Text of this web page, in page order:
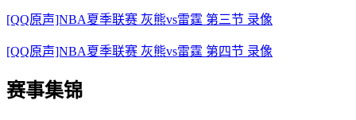
[QQ原声]NBA夏季联赛 灰熊vs雷霆 第三节 录像
[QQ原声]NBA夏季联赛 灰熊vs雷霆 第四节 录像
赛事集锦